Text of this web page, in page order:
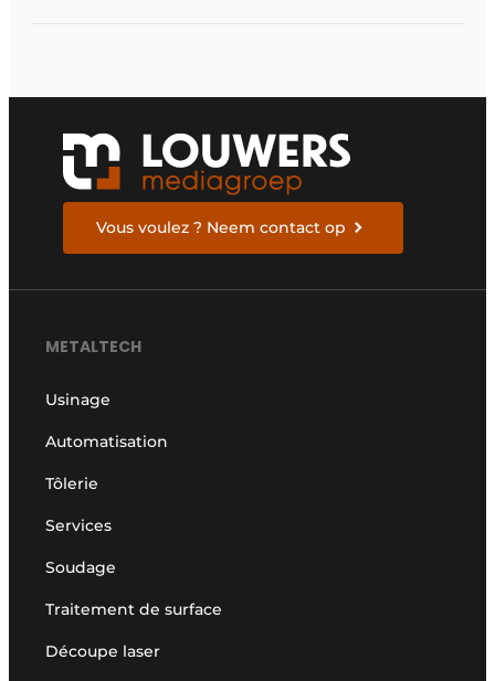
Vous voulez ? Neem contact op
METALTECH
Usinage
Automatisation
Tôlerie
Services
Soudage
Traitement de surface
Découpe laser